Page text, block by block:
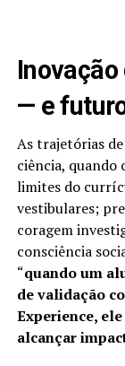
— e
As trajetórias
ciência, quando
limites do
vestibulares;
coragem
consciência
“quando um
de validação
Experience,
alcançar